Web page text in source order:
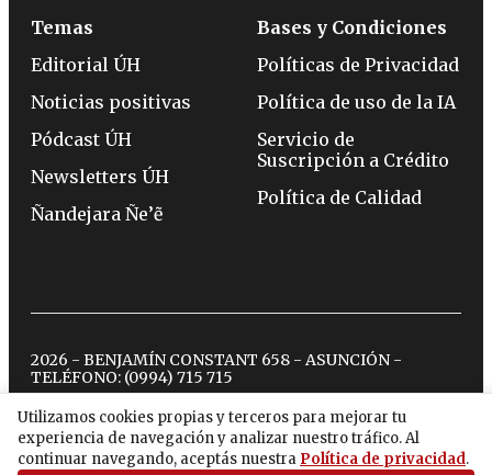
Utilizamos cookies propias y terceros para mejorar tu
experiencia de navegación y analizar nuestro tráfico. Al
continuar navegando, aceptás nuestra Política de privacidad.
Temas
Editorial ÚH
Noticias positivas
Pódcast ÚH
Newsletters ÚH
Ñandejara Ñe’ẽ
Bases y Condiciones
Políticas de Privacidad
Política de uso de la IA
Servicio de
Suscripción a Crédito
Política de Calidad
2026 - BENJAMÍN CONSTANT 658 - ASUNCIÓN -
TELÉFONO: (0994) 715 715
twitterinstagram
facebook
tiktokyoutubespotify